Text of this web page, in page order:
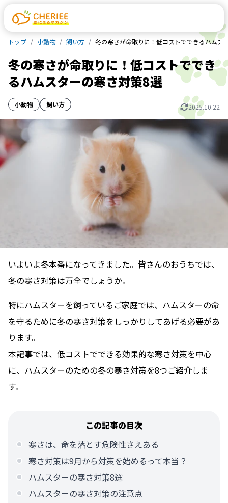
トップ 小動物 飼い方 冬の寒さが命取りに！低コストでできるハムス
冬の寒さが命取りに！低コストででき
るハムスターの寒さ対策8選
小動物 飼い方 2025.10.22
いよいよ冬本番になってきました。皆さんのおうちでは、
冬の寒さ対策は万全でしょうか。
特にハムスターを飼っているご家庭では、ハムスターの命
を守るために冬の寒さ対策をしっかりしてあげる必要があ
ります。
本記事では、低コストでできる効果的な寒さ対策を中心
に、ハムスターのための冬の寒さ対策を8つご紹介しま
す。
この記事の目次
寒さは、命を落とす危険性さえある
寒さ対策は9月から対策を始めるって本当？
ハムスターの寒さ対策8選
ハムスターの寒さ対策の注意点